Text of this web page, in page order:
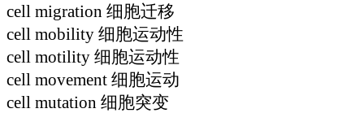
cell migration 细胞迁移
cell mobility 细胞运动性
cell motility 细胞运动性
cell movement 细胞运动
cell mutation 细胞突变